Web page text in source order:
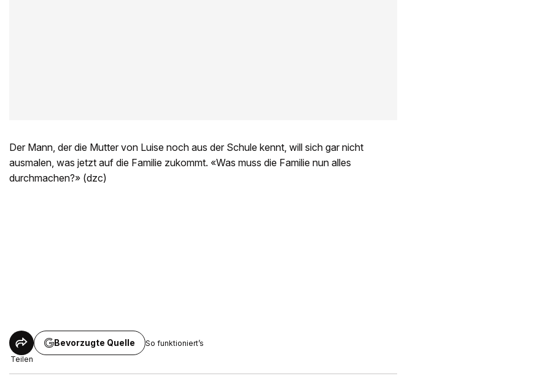
Der Mann, der die Mutter von Luise noch aus der Schule kennt, will sich gar nicht
ausmalen, was jetzt auf die Familie zukommt. «Was muss die Familie nun alles
durchmachen?» (dzc)
Teilen
Bevorzugte Quelle So funktioniert’s